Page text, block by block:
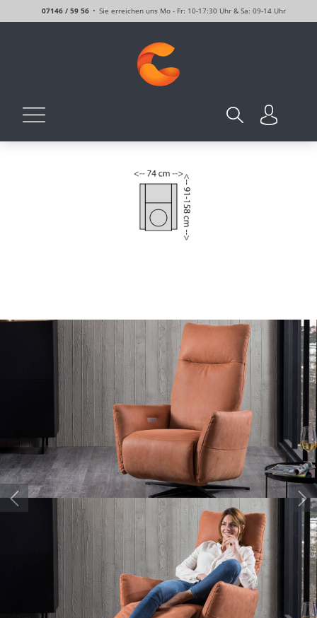
07146 / 59 56 Sie erreichen uns Mo - Fr: 10-17:30 Uhr & Sa: 09-14 Uhr